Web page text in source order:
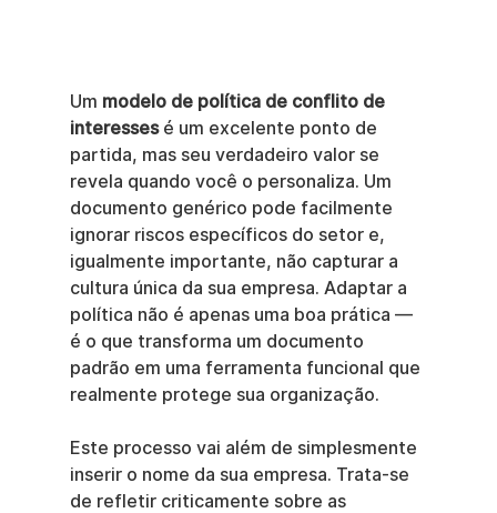
Um modelo de política de conflito de
interesses é um excelente ponto de
partida, mas seu verdadeiro valor se
revela quando você o personaliza. Um
documento genérico pode facilmente
ignorar riscos específicos do setor e,
igualmente importante, não capturar a
cultura única da sua empresa. Adaptar a
política não é apenas uma boa prática —
é o que transforma um documento
padrão em uma ferramenta funcional que
realmente protege sua organização.
Este processo vai além de simplesmente
inserir o nome da sua empresa. Trata-se
de refletir criticamente sobre as